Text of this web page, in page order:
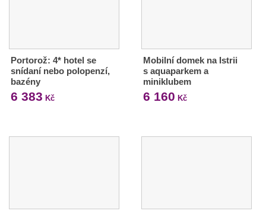
Portorož: 4* hotel se
snídaní nebo polopenzí,
bazény
6 383 Kč
Mobilní domek na Istrii
s aquaparkem a
miniklubem
6 160 Kč